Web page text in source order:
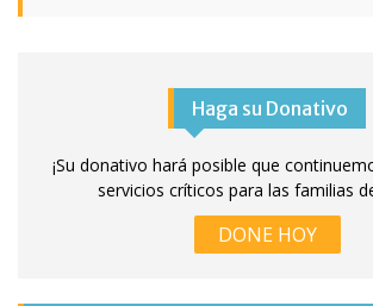
Haga su Donativo
¡Su donativo hará posible que
servicios críticos para las familias
DONE HOY